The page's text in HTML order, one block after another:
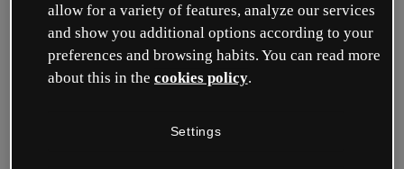
Erstelle dein kostenloses Konto!
Was beschreibt deine Rolle am besten?
allow for a variety of features, analyze our services
and show you additional options according to your
preferences and browsing habits. You can read more
about this in the cookies policy.
Settings